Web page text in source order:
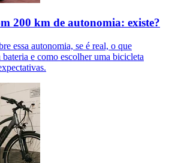
200 km de autonomia: existe?
essa autonomia, se é real, o que
e como escolher uma bicicleta